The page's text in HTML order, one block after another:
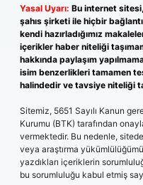
Yasal Uyarı: Bu internet
şahıs şirketi ile hiçbir
kendi hazırladığımız
içerikler haber niteliği
hakkında paylaşım
isim benzerlikleri tamamen
halindedir ve tavsiye niteliği
Sitemiz, 5651 Sayılı Kanun
Kurumu (BTK) tarafından
vermektedir. Bu nedenle,
veya araştırma
yazdıkları içeriklerin
bu sorumluluğu kabul etmiş